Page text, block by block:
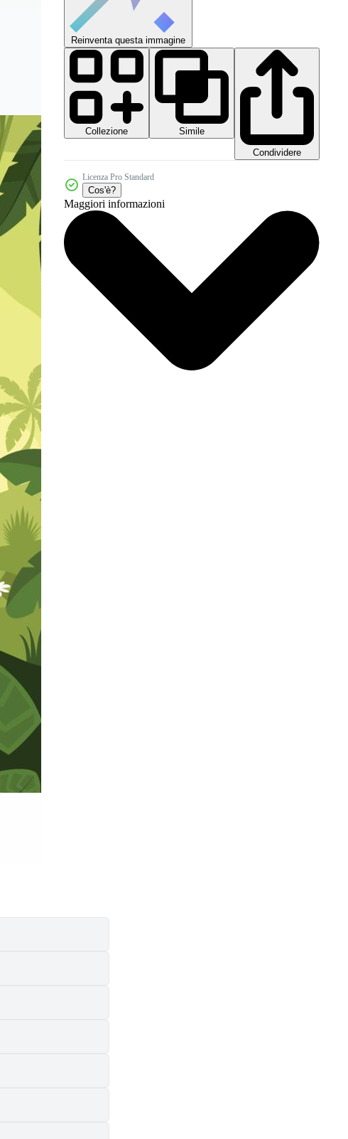
Reinventa questa immagine
Collezione
Simile
Condividere
Licenza Pro Standard
Cos'è?
Maggiori informazioni